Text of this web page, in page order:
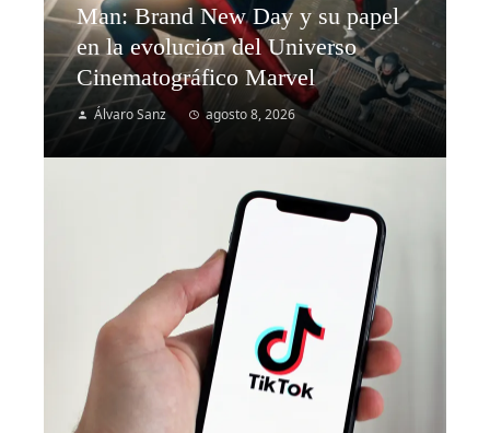
Man: Brand New Day y su papel
en la evolución del Universo
Cinematográfico Marvel
Álvaro Sanz agosto 8, 2026